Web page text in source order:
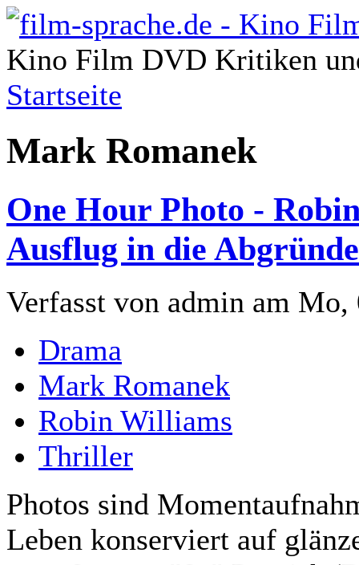
Kino Film DVD Kritiken
Startseite
Mark Romanek
One Hour Photo -
Ausflug in die
Verfasst von admin am
Drama
Mark Romanek
Robin Williams
Thriller
Photos sind
Leben konserviert auf